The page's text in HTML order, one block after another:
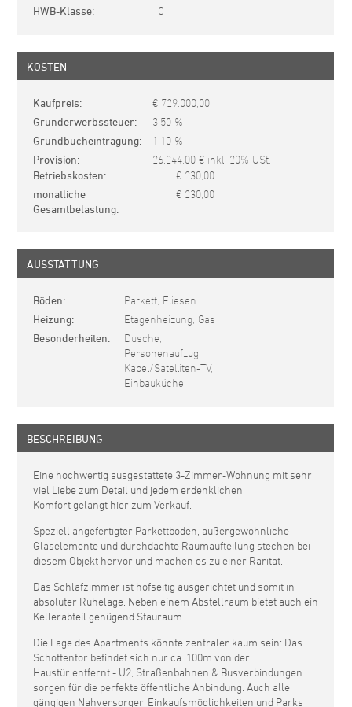
HWB-Klasse C
KOSTEN
Kaufpreis € 729.000,00
Grunderwerbssteuer 3,50 %
Grundbucheintragung 1,10 %
Provision 26.244,00 € inkl. 20% USt.
Betriebskosten € 230,00
monatliche
Gesamtbelastung
€ 230,00
AUSSTATTUNG
Böden Parkett, Fliesen
Heizung Etagenheizung, Gas
Besonderheiten
Dusche,
Personenaufzug,
Kabel/Satelliten-TV,
Einbauküche
BESCHREIBUNG
Eine hochwertig ausgestattete 3-Zimmer-Wohnung mit sehr
viel Liebe zum Detail und jedem erdenklichen
Komfort gelangt hier zum Verkauf.
Speziell angefertigter Parkettboden, außergewöhnliche
Glaselemente und durchdachte Raumaufteilung stechen bei
diesem Objekt hervor und machen es zu einer Rarität.
Das Schlafzimmer ist hofseitig ausgerichtet und somit in
absoluter Ruhelage. Neben einem Abstellraum bietet auch ein
Kellerabteil genügend Stauraum.
Die Lage des Apartments könnte zentraler kaum sein: Das
Schottentor befindet sich nur ca. 100m von der
Haustür entfernt - U2, Straßenbahnen & Busverbindungen
sorgen für die perfekte öffentliche Anbindung. Auch alle
gängigen Nahversorger, Einkaufsmöglichkeiten und Parks